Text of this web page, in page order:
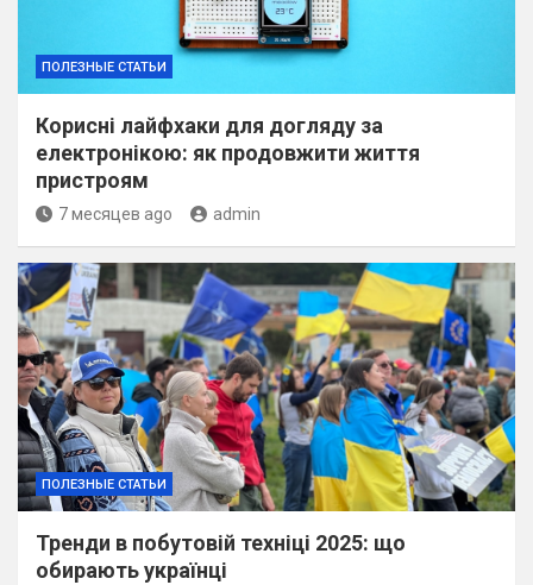
ПОЛЕЗНЫЕ СТАТЬИ
Корисні лайфхаки для догляду за
електронікою: як продовжити життя
пристроям
7 месяцев ago admin
ПОЛЕЗНЫЕ СТАТЬИ
Тренди в побутовій техніці 2025: що
обирають українці